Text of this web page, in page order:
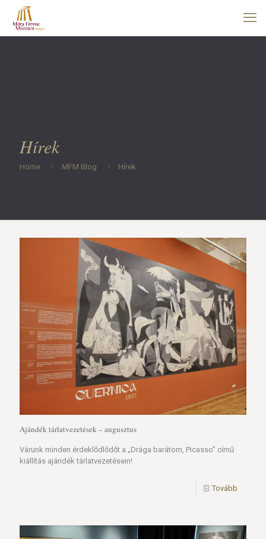
Hírek
Home MFM Blog Hírek
Ajándék tárlatvezetések – augusztus
Várunk minden érdeklődlődőt a „Drága barátom, Picasso” című
kiállítás ajándék tárlatvezetésein!
Tovább